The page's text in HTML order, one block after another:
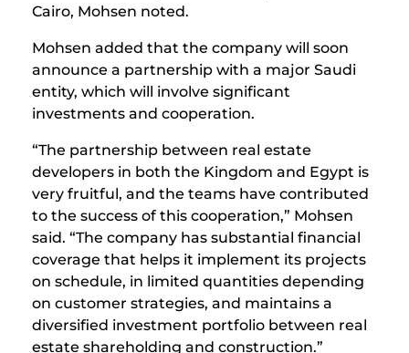
Cairo, Mohsen noted.
Mohsen added that the company will soon
announce a partnership with a major Saudi
entity, which will involve significant
investments and cooperation.
“The partnership between real estate
developers in both the Kingdom and Egypt is
very fruitful, and the teams have contributed
to the success of this cooperation,” Mohsen
said. “The company has substantial financial
coverage that helps it implement its projects
on schedule, in limited quantities depending
on customer strategies, and maintains a
diversified investment portfolio between real
estate shareholding and construction.”